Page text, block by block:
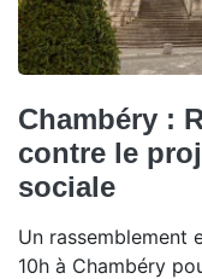
Chambéry :
contre le
sociale
Un rassemblement
10h à Chambéry